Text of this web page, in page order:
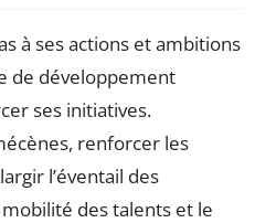
à ses actions et ambitions
de développement
ses initiatives.
renforcer les
l’éventail des
des talents et le